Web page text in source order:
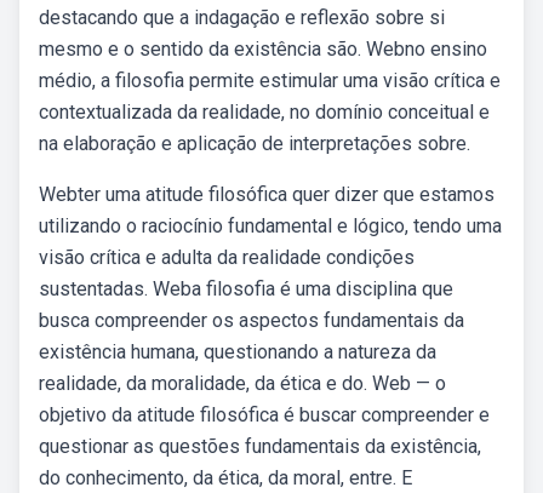
destacando que a indagação e reflexão sobre si
mesmo e o sentido da existência são. Webno ensino
médio, a filosofia permite estimular uma visão crítica e
contextualizada da realidade, no domínio conceitual e
na elaboração e aplicação de interpretações sobre.
Webter uma atitude filosófica quer dizer que estamos
utilizando o raciocínio fundamental e lógico, tendo uma
visão crítica e adulta da realidade condições
sustentadas. Weba filosofia é uma disciplina que
busca compreender os aspectos fundamentais da
existência humana, questionando a natureza da
realidade, da moralidade, da ética e do. Web — o
objetivo da atitude filosófica é buscar compreender e
questionar as questões fundamentais da existência,
do conhecimento, da ética, da moral, entre. E